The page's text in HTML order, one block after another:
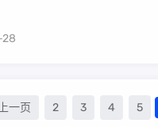
上一页 2 3 4 5